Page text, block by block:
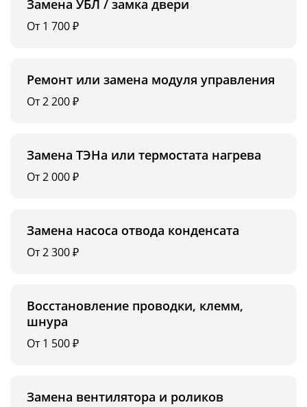
Замена УБЛ / замка двери
От 1 700 ₽
Ремонт или замена модуля управления
От 2 200 ₽
Замена ТЭНа или термостата нагрева
От 2 000 ₽
Замена насоса отвода конденсата
От 2 300 ₽
Восстановление проводки, клемм,
шнура
От 1 500 ₽
Замена вентилятора и роликов